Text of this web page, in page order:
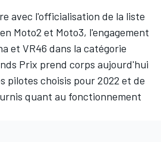
avec l'officialisation de la liste
Moto2 et Moto3, l'engagement
et VR46 dans la catégorie
Prix prend corps aujourd'hui
pilotes choisis pour 2022 et de
quant au fonctionnement